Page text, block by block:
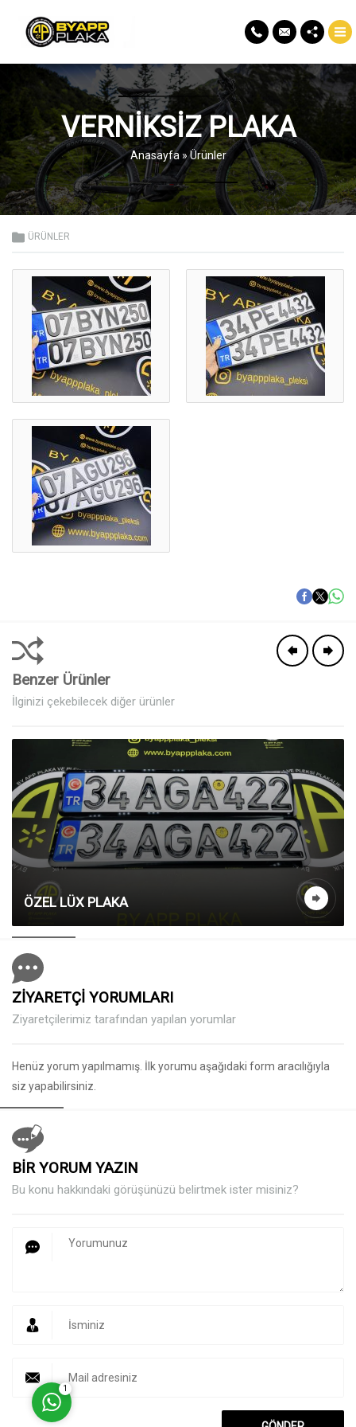
VERNIKSIZ PLAKA
Anasayfa »Ürünler
ÜRÜNLER
Benzer Ürünler
İlginizi çekebilecek diğer ürünler
ÖZEL LÜX PLAKA
ZİYARETÇİ YORUMLARI
Ziyaretçilerimiz tarafından yapılan yorumlar
Henüz yorum yapılmamış. İlk yorumu aşağıdaki form aracılığıyla
siz yapabilirsiniz.
BİR YORUM YAZIN
Bu konu hakkındaki görüşünüzü belirtmek ister misiniz?
1